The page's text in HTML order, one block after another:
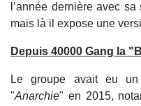
l’année dernière avec
mais là il expose une
Depuis 40000 Gang la
Le groupe avait eu un
"Anarchie" en 2015,